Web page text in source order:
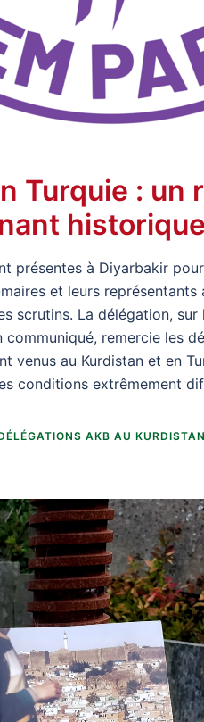
Turquie : un
présentes à Diyarbakir
et leurs représentants
scrutins. La délégation,
communiqué, remercie les
venus au Kurdistan et en
conditions extrêmement
AKB AU KURDISTAN